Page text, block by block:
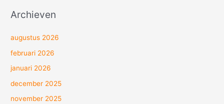
Archieven
augustus 2026
februari 2026
januari 2026
december 2025
november 2025